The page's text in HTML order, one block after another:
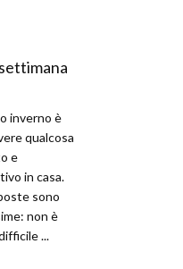
inverno è
qualcosa
e
in casa.
sono
non è
...